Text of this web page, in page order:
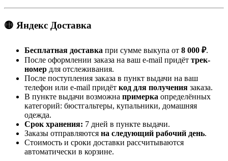
🟡 Яндекс Доставка
Бесплатная доставка при сумме выкупа от 8 000 ₽.
После оформлении заказа на ваш e-mail придёт трек-
номер для отслеживания.
После поступления заказа в пункт выдачи на ваш
телефон или e-mail придёт код для получения заказа.
В пункте выдачи возможна примерка определённых
категорий: бюстгальтеры, купальники, домашняя
одежда.
Срок хранения: 7 дней в пункте выдачи.
Заказы отправляются на следующий рабочий день.
Стоимость и сроки доставки рассчитываются
автоматически в корзине.